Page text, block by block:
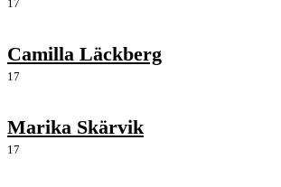
17
Camilla Läckberg
17
Marika Skärvik
17